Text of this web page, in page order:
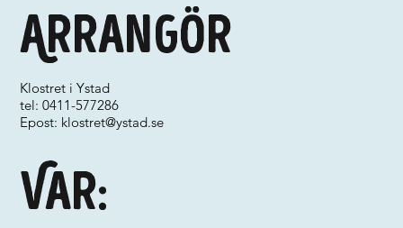
Var:
Arrangör
Klostret i Ystad
tel: 0411-577286
Epost: klostret@ystad.se